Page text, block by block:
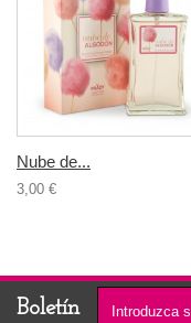
Nube de...
3,00 €
Boletín